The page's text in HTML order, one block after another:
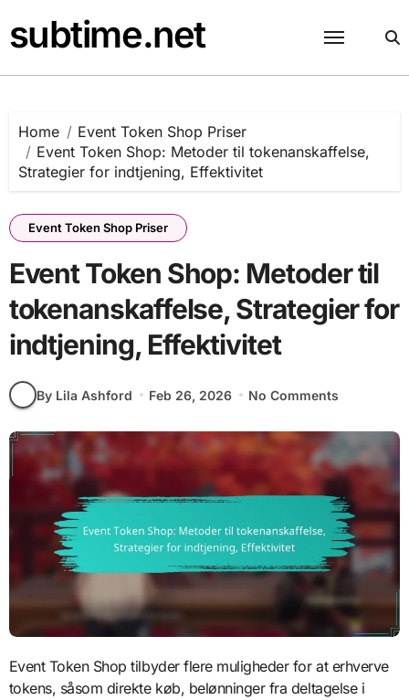
to
content
subtime.net
Home
Event Token Shop Priser
Event Token Shop: Metoder til tokenanskaffelse,
Strategier for indtjening, Effektivitet
Event Token Shop Priser
Event Token Shop: Metoder til
tokenanskaffelse, Strategier for
indtjening, Effektivitet
By Lila Ashford Feb 26, 2026 No Comments
Event Token Shop tilbyder flere muligheder for at erhverve
tokens, såsom direkte køb, belønninger fra deltagelse i